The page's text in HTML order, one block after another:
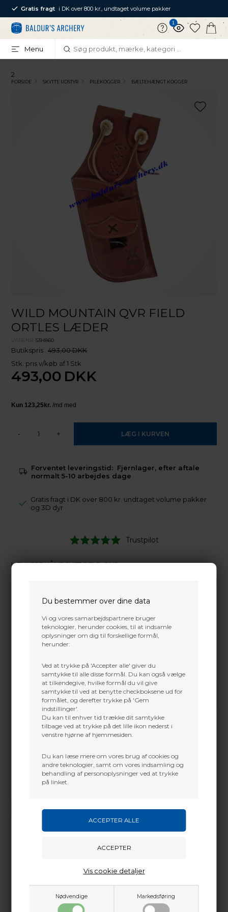
Du bestemmer over dine data
Vi og vores samarbejdspartnere bruger
teknologier, herunder cookies, til at indsamle
oplysninger om dig til forskellige formål,
herunder:
Ved at trykke på 'Accepter alle' giver du
samtykke til alle disse formål. Du kan også vælge
at tilkendegive, hvilke formål du vil give
samtykke til ved at benytte checkboksene ud for
formålet, og derefter trykke på 'Gem
indstillinger'.
Du kan til enhver tid trække dit samtykke
tilbage ved at trykke på det lille ikon nederst i
venstre hjørne af hjemmesiden.
Du kan læse mere om vores brug af cookies og
andre teknologier, samt om vores indsamling og
behandling af personoplysninger ved at trykke
på linket.
Nødvendige Markedsføring
Vis cookie detaljer
Gratis fragt i DK over 800 kr., undtaget volume pakker
1
Menu
2
FORSIDE SKYTTE UDSTYR PILEKOGGER BÆLTEHÆNGT KOGGER
WILD MOUNTAIN QVR FIELD
ORTLES LÆDER
VARENR.53H860
Butikspris 493,00 DKK
Stk. pris v/køb af 1 Stk
493,00 DKK
- +
Forventet leveringstid: Fjernlager, efter aftale
normalt 5-10 arbejdes dage
Gratis fragt i DK over 800 kr. undtaget volume pakker
og 3D dyr
Trustpilot
LÆKKERT HÅNDSYET FIELD QVR
martin@baldurs-archery.dk
SEND SPØRGSMÅL
Dette passer godt sammen.